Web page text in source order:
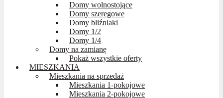
Domy wolnostojące
Domy szeregowe
Domy bliźniaki
Domy 1/2
Domy 1/4
Domy na zamianę
Pokaż wszystkie oferty
MIESZKANIA
Mieszkania na sprzedaż
Mieszkania 1-pokojowe
Mieszkania 2-pokojowe